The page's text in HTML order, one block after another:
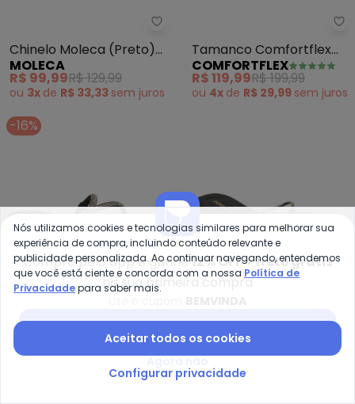
Moleca - Chinelo Moleca
Chinelo Moleca (Preto)
em Sintético
MOLECA
R$ 99,99R$ 129,99
ou 3x de R$ 33,33 sem juros
Tamanco Comfortflex
(Preto)
COMFORTFLEX
R$ 119,99R$ 199,99
ou 4x de R$ 29,99 sem juros
-16%
Moleca - Chinelo Moleca
Chinelo Moleca (Preto)
com Detalhe de Strass
Chinelo (Preto) em
Sintético
PERFECTA
Compre pelo app e ganhe12% OFF + frete grátis
na sua primeira compra
Nós utilizamos cookies e tecnologias similares para melhorar sua
experiência de compra, incluindo conteúdo relevante e
publicidade personalizada. Ao continuar navegando, entendemos
que você está ciente e concorda com a nossa Política de
Privacidadepara saber mais.
Aceitar todos os cookies
Configurar privacidade